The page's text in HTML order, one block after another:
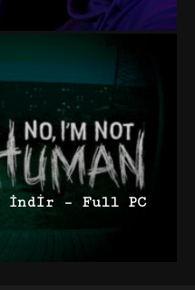
İndir – Full PC